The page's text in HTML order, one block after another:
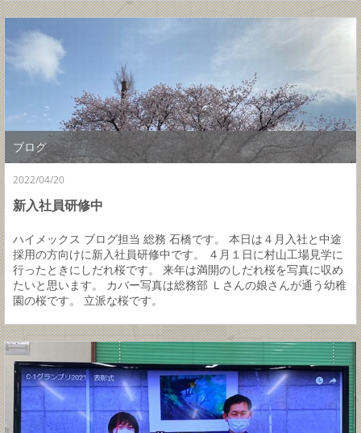
ブログ
2022/04/20
新入社員研修中
ハイメックス ブログ担当 総務 石橋です。 本日は４月入社と中途
採用の方向けに新入社員研修中です。 ４月１日に村山工場見学に
行ったときにしだれ桜です。 来年は満開のしだれ桜を写真に収め
たいと思います。 カバー写真は総務部 Ｌさんの娘さんが通う幼稚
園の桜です。 立派な桜です。